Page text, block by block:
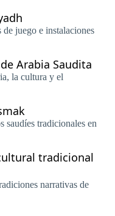
de juego e instalaciones
Arabia Saudita
la cultura y el
saudíes tradicionales en
tradicional
narrativas de